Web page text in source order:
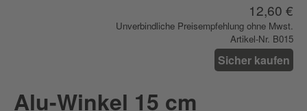
12,60 €
Unverbindliche Preisempfehlung ohne Mwst.
Artikel-Nr. B015
Sicher kaufen
Alu-Winkel 15 cm